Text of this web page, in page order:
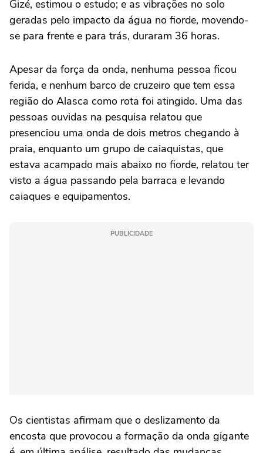
Gizé, estimou o estudo; e as vibrações no solo
geradas pelo impacto da água no fiorde, movendo-
se para frente e para trás, duraram 36 horas.
Apesar da força da onda, nenhuma pessoa ficou
ferida, e nenhum barco de cruzeiro que tem essa
região do Alasca como rota foi atingido. Uma das
pessoas ouvidas na pesquisa relatou que
presenciou uma onda de dois metros chegando à
praia, enquanto um grupo de caiaquistas, que
estava acampado mais abaixo no fiorde, relatou ter
visto a água passando pela barraca e levando
caiaques e equipamentos.
PUBLICIDADE
Os cientistas afirmam que o deslizamento da
encosta que provocou a formação da onda gigante